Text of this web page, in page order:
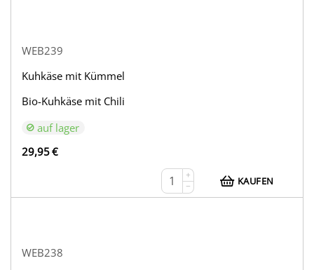
WEB239
Kuhkäse mit Kümmel
Bio-Kuhkäse mit Chili
auf lager
29,95€
+
−
KAUFEN
WEB238